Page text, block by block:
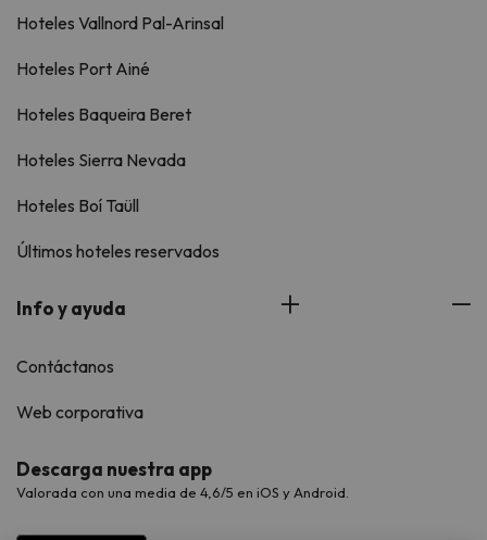
Hoteles Vallnord Pal-Arinsal
Hoteles Port Ainé
Hoteles Baqueira Beret
Hoteles Sierra Nevada
Hoteles Boí Taüll
Últimos hoteles reservados
Info y ayuda
Contáctanos
Web corporativa
Descarga nuestra app
Valorada con una media de 4,6/5 en iOS y Android.